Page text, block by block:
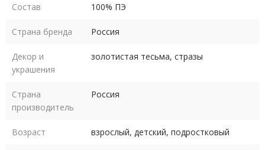
Состав 100% ПЭ
Страна бренда Россия
Декор и
украшения
золотистая тесьма, стразы
Страна
производитель
Россия
Возраст взрослый, детский, подростковый